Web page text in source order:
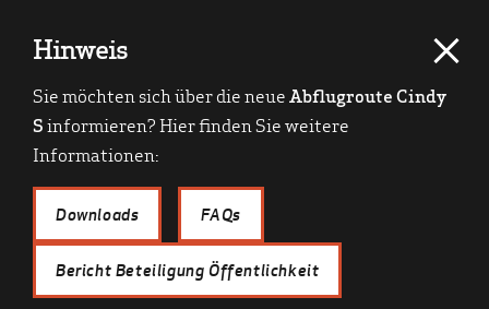
Hinweis
Sie möchten sich über die neueAbflugroute Cindy
Sinformieren? Hier finden Sie weitere
Informationen:
Downloads FAQs
Bericht Beteiligung Öffentlichkeit